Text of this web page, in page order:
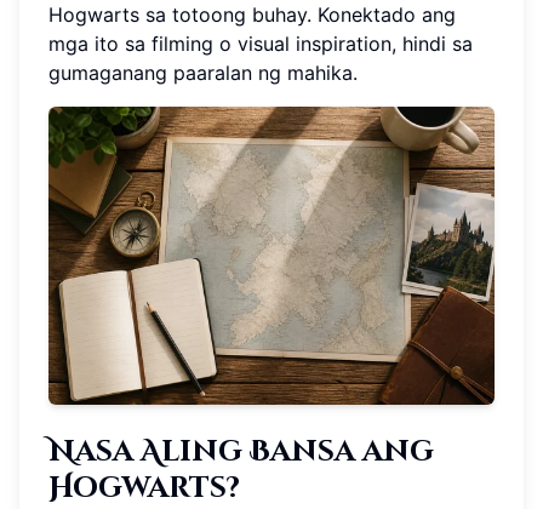
Hogwarts sa totoong buhay. Konektado ang
mga ito sa filming o visual inspiration, hindi sa
gumaganang paaralan ng mahika.
Nasa Aling Bansa ang
Hogwarts?